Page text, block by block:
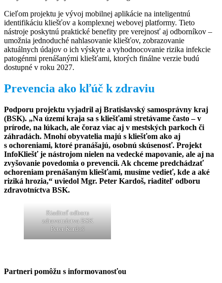
Cieľom projektu je vývoj mobilnej aplikácie na inteligentnú
identifikáciu kliešťov a komplexnej webovej platformy. Tieto
nástroje poskytnú praktické benefity pre verejnosť aj odborníkov –
umožnia jednoduché nahlasovanie kliešťov, zobrazovanie
aktuálnych údajov o ich výskyte a vyhodnocovanie rizika infekcie
patogénmi prenášanými kliešťami, ktorých finálne verzie budú
dostupné v roku 2027.
Prevencia ako kľúč k zdraviu
Podporu projektu vyjadril aj Bratislavský samosprávny kraj
(BSK). „Na území kraja sa s kliešťami stretávame často – v
prírode, na lúkach, ale čoraz viac aj v mestských parkoch či
záhradách. Mnohí obyvatelia majú s kliešťom ako aj
s ochoreniami, ktoré pranášajú, osobnú skúsenosť. Projekt
InfoKliešť je nástrojom nielen na vedecké mapovanie, ale aj na
zvyšovanie povedomia o prevencii. Ak chceme predchádzať
ochoreniam prenášaným kliešťami, musíme vedieť, kde a aké
riziká hrozia,“ uviedol Mgr. Peter Kardoš, riaditeľ odboru
zdravotníctva BSK.
Riaditeľ odboru
zdravotníctva BSK
Peter Kardoš
Partneri pomôžu s informovanosťou